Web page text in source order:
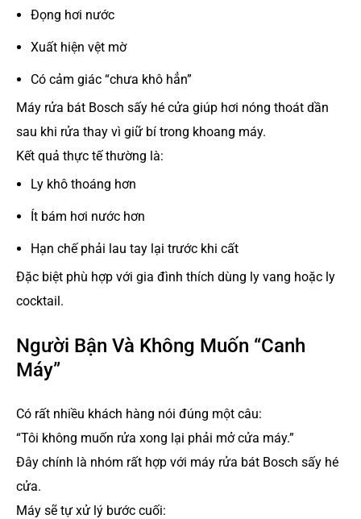
Đọng hơi nước
Xuất hiện vệt mờ
Có cảm giác “chưa khô hẳn”
Máy rửa bát Bosch sấy hé cửa giúp hơi nóng thoát dần
sau khi rửa thay vì giữ bí trong khoang máy.
Kết quả thực tế thường là:
Ly khô thoáng hơn
Ít bám hơi nước hơn
Hạn chế phải lau tay lại trước khi cất
Đặc biệt phù hợp với gia đình thích dùng ly vang hoặc ly
cocktail.
Người Bận Và Không Muốn “Canh
Máy”
Có rất nhiều khách hàng nói đúng một câu:
“Tôi không muốn rửa xong lại phải mở cửa máy.”
Đây chính là nhóm rất hợp với máy rửa bát Bosch sấy hé
cửa.
Máy sẽ tự xử lý bước cuối: